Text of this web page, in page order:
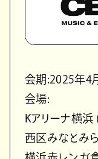
会期:2025年4
会場:
Kアリーナ横
西区みなとみ